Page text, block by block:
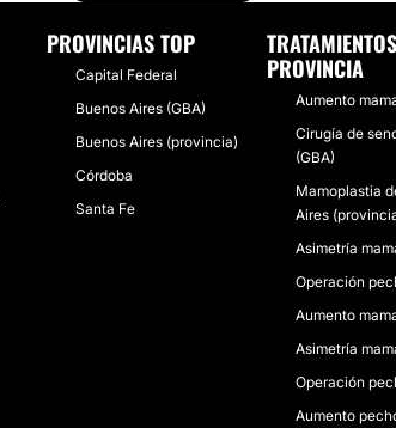
PROVINCIAS TOP
Capital Federal
Buenos Aires (GBA)
Buenos Aires (provincia)
Córdoba
Santa Fe
PROVINCIA
Aumento
Cirugía de
(GBA)
Mamoplastia
Aires
Asimetría
Operación
Aumento
Asimetría
Operación
Aumento